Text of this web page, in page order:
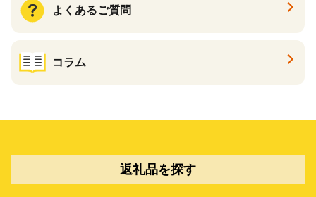
よくあるご質問
コラム
返礼品を探す